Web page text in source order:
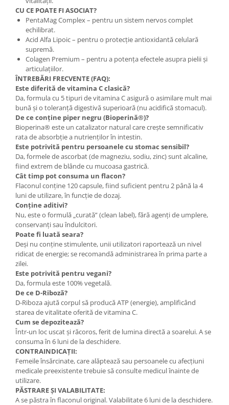
CU CE POATE FI ASOCIAT?
PentaMag Complex – pentru un sistem nervos complet
echilibrat.
Acid Alfa Lipoic – pentru o protecție antioxidantă celulară
supremă.
Colagen Premium – pentru a potența efectele asupra pielii și
articulațiilor.
ÎNTREBĂRI FRECVENTE (FAQ):
Este diferită de vitamina C clasică?
Da, formula cu 5 tipuri de vitamina C asigură o asimilare mult mai
bună și o toleranță digestivă superioară (nu acidifică stomacul).
De ce conține piper negru (Bioperină®)?
Bioperina® este un catalizator natural care crește semnificativ
rata de absorbție a nutrienților în intestin.
Este potrivită pentru persoanele cu stomac sensibil?
Da, formele de ascorbat (de magneziu, sodiu, zinc) sunt alcaline,
fiind extrem de blânde cu mucoasa gastrică.
Cât timp pot consuma un flacon?
Flaconul conține 120 capsule, fiind suficient pentru 2 până la 4
luni de utilizare, în funcție de dozaj.
Conține aditivi?
Nu, este o formulă „curată” (clean label), fără agenți de umplere,
conservanți sau îndulcitori.
Poate fi luată seara?
Deși nu conține stimulente, unii utilizatori raportează un nivel
ridicat de energie; se recomandă administrarea în prima parte a
zilei.
Este potrivită pentru vegani?
Da, formula este 100% vegetală.
De ce D-Riboză?
D-Riboza ajută corpul să producă ATP (energie), amplificând
starea de vitalitate oferită de vitamina C.
Cum se depozitează?
Într-un loc uscat și răcoros, ferit de lumina directă a soarelui. A se
consuma în 6 luni de la deschidere.
CONTRAINDICAȚII:
Femeile însărcinate, care alăptează sau persoanele cu afecțiuni
medicale preexistente trebuie să consulte medicul înainte de
utilizare.
PĂSTRARE ȘI VALABILITATE:
A se păstra în flaconul original. Valabilitate 6 luni de la deschidere.